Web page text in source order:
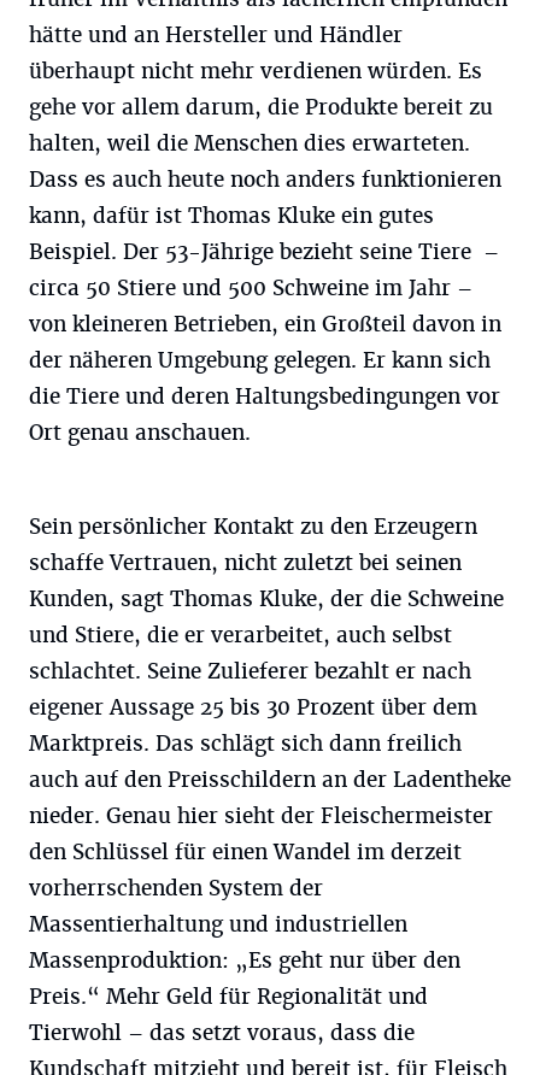
hätte und an Hersteller und Händler
überhaupt nicht mehr verdienen würden. Es
gehe vor allem darum, die Produkte bereit zu
halten, weil die Menschen dies erwarteten.
Dass es auch heute noch anders funktionieren
kann, dafür ist Thomas Kluke ein gutes
Beispiel. Der 53-Jährige bezieht seine Tiere –
circa 50 Stiere und 500 Schweine im Jahr –
von kleineren Betrieben, ein Großteil davon in
der näheren Umgebung gelegen. Er kann sich
die Tiere und deren Haltungsbedingungen vor
Ort genau anschauen.
Sein persönlicher Kontakt zu den Erzeugern
schaffe Vertrauen, nicht zuletzt bei seinen
Kunden, sagt Thomas Kluke, der die Schweine
und Stiere, die er verarbeitet, auch selbst
schlachtet. Seine Zulieferer bezahlt er nach
eigener Aussage 25 bis 30 Prozent über dem
Marktpreis. Das schlägt sich dann freilich
auch auf den Preisschildern an der Ladentheke
nieder. Genau hier sieht der Fleischermeister
den Schlüssel für einen Wandel im derzeit
vorherrschenden System der
Massentierhaltung und industriellen
Massenproduktion: „Es geht nur über den
Preis.“ Mehr Geld für Regionalität und
Tierwohl – das setzt voraus, dass die
Kundschaft mitzieht und bereit ist, für Fleisch